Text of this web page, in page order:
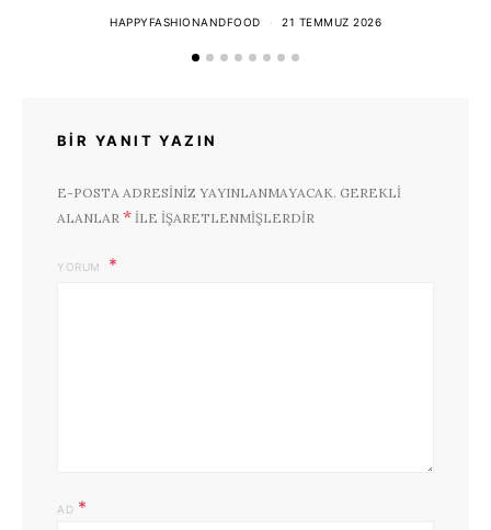
HAPPYFASHIONANDFOOD 21 TEMMUZ 2026
BIR YANIT YAZIN
E-POSTA ADRESINIZ YAYINLANMAYACAK. GEREKLI
ALANLAR * ILE IŞARETLENMIŞLERDIR
YORUM
AD *